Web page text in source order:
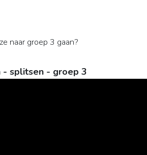
naar groep 3 gaan?
- splitsen - groep 3